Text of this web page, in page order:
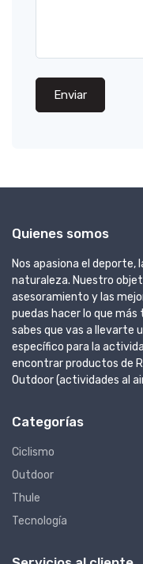
Enviar
Quienes somos
Nos apasiona el deporte,
naturaleza. Nuestro
asesoramiento y las
puedas hacer lo que
sabes que vas a llevarte
específico para la
encontrar productos de
Outdoor (actividades al
Categorías
Ciclismo
Outdoor
Thule
Tecnología